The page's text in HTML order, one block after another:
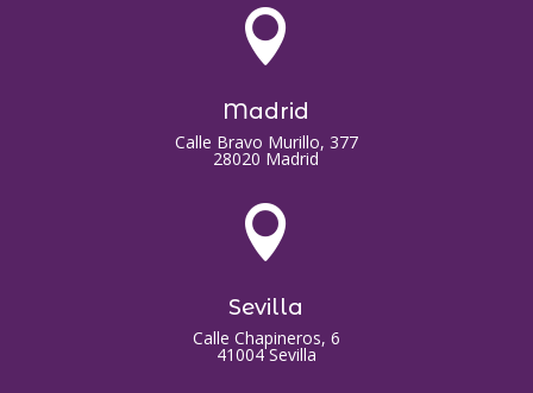

Madrid
Calle Bravo Murillo, 377
28020 Madrid

Sevilla
Calle Chapineros, 6
41004 Sevilla